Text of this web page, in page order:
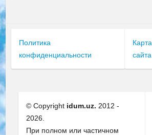
Политика
конфиденциальности
Карта
сайта
© Copyright idum.uz. 2012 -
2026.
При полном или частичном